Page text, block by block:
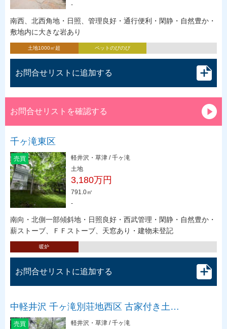
-
南西、北西角地・日照、管理良好・通行便利・閑静・自然豊か・
敷地内に大きな岩あり
土地1000㎡超 ペットのびのび
お問合せリストに追加する
お問合せリストを確認する
千ヶ滝東区
売買
軽井沢・草津 / 千ヶ滝
土地
3,180万円
791.0㎡
-
南向・北側一部傾斜地・日照良好・西武管理・閑静・自然豊か・
薪ストーブ、ＦＦストーブ、天窓あり・建物未登記
暖炉
お問合せリストに追加する
中軽井沢 千ヶ滝別荘地西区 古家付き土…
売買
軽井沢・草津 / 千ヶ滝